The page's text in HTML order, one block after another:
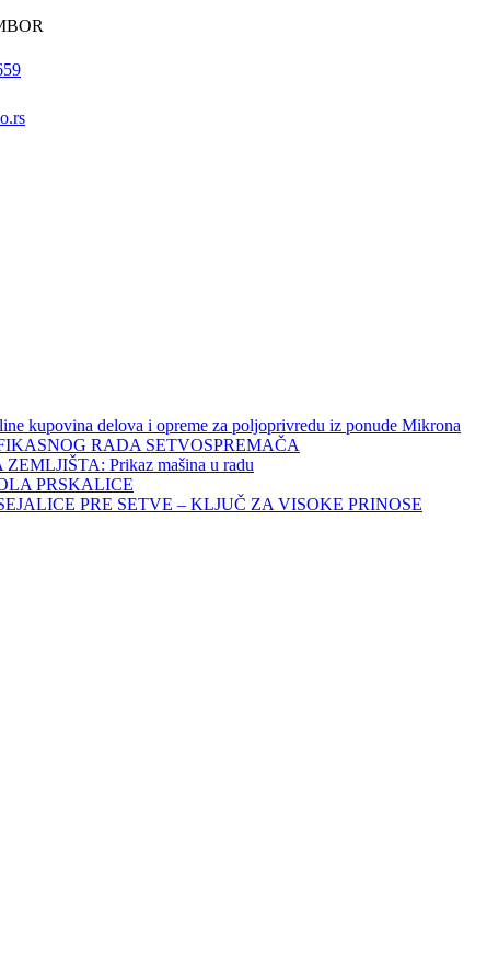
kupovina delova i opreme za poljoprivredu iz ponude Mikrona
RADA SETVOSPREMAČA
Prikaz mašina u radu
PRSKALICE
PRE SETVE – KLJUČ ZA VISOKE PRINOSE